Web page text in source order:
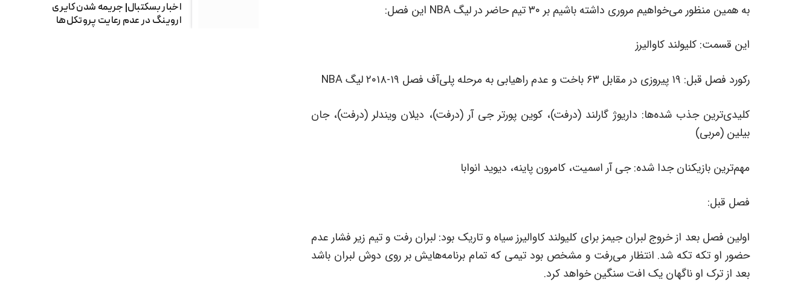
به همین منظور می‌خواهیم مروری داشته باشیم بر ۳۰ تیم حاضر در لیگ NBA این فصل:
این قسمت: کلیولند کاوالیرز
رکورد فصل قبل: ۱۹ پیروزی در مقابل ۶۳ باخت و عدم راهیابی به مرحله پلی‌آف فصل ۱۹-۲۰۱۸ لیگ NBA
کلیدی‌ترین جذب شده‌ها: داریوژ گارلند (درفت)، کوین پورتر جی آر (درفت)، دیلان ویندلر (درفت)، جان
بیلین (مربی)
مهم‌ترین بازیکنان جدا شده: جی آر اسمیت، کامرون پاینه، دیوید انوابا
فصل قبل:
اولین فصل بعد از خروج لبران جیمز برای کلیولند کاوالیرز سیاه و تاریک بود: لبران رفت و تیم زیر فشار عدم
حضور او تکه تکه شد. انتظار می‌رفت و مشخص بود تیمی که تمام برنامه‌هایش بر روی دوش لبران باشد
بعد از ترک او ناگهان یک افت سنگین خواهد کرد.
اخبار بسکتبال| جریمه شدن کایری
اروینگ در عدم رعایت پروتکل‌ها